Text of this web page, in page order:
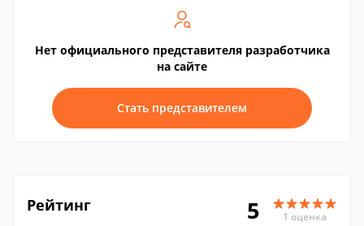
Нет официального представителя разработчика
на сайте
Стать представителем
Рейтинг 5 1 оценка